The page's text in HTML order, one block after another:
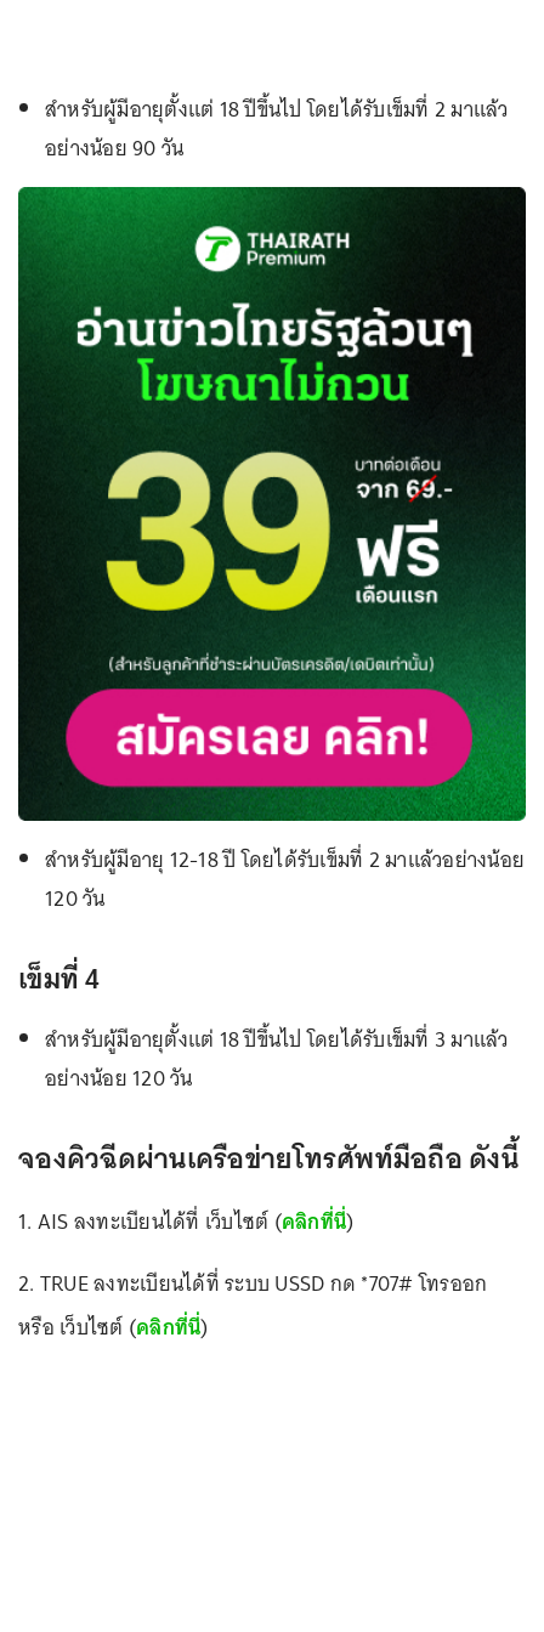
สำหรับผู้มีอายุตั้งแต่ 18 ปีขึ้นไป โดยได้รับเข็มที่ 2 มาแล้ว
อย่างน้อย 90 วัน
สำหรับผู้มีอายุ 12-18 ปี โดยได้รับเข็มที่ 2 มาแล้วอย่างน้อย
120 วัน
เข็มที่ 4
สำหรับผู้มีอายุตั้งแต่ 18 ปีขึ้นไป โดยได้รับเข็มที่ 3 มาแล้ว
อย่างน้อย 120 วัน
จองคิวฉีดผ่านเครือข่ายโทรศัพท์มือถือ ดังนี้
1. AIS ลงทะเบียนได้ที่ เว็บไซต์ (คลิกที่นี่)
2. TRUE ลงทะเบียนได้ที่ ระบบ USSD กด *707# โทรออก
หรือ เว็บไซต์ (คลิกที่นี่)